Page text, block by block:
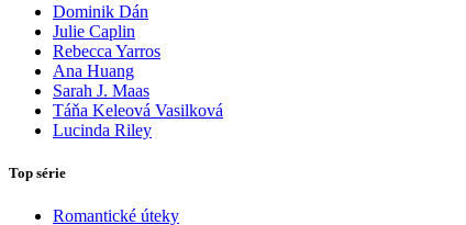
Dominik Dán
Julie Caplin
Rebecca Yarros
Ana Huang
Sarah J. Maas
Táňa Keleová Vasilková
Lucinda Riley
Top série
Romantické úteky